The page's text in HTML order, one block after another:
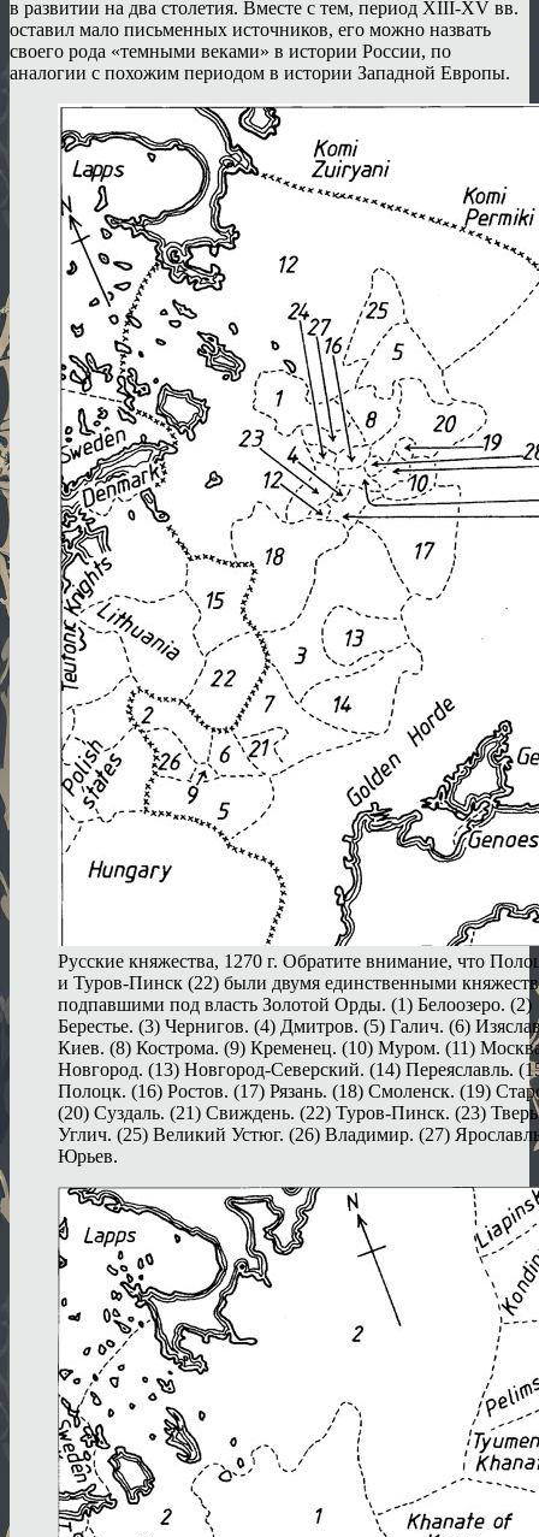
в развитии на два столетия. Вместе с тем, период XIII-XV вв.
оставил мало письменных источников, его можно назвать
своего рода «темными веками» в истории России, по
аналогии с похожим периодом в истории Западной Европы.
Русские княжества, 1270 г. Обратите внимание, что
и Туров-Пинск (22) были двумя единственными
подпавшими под власть Золотой Орды. (1) Белоозеро. (2)
Берестье. (3) Чернигов. (4) Дмитров. (5) Галич. (6)
Киев. (8) Кострома. (9) Кременец. (10) Муром. (11)
Новгород. (13) Новгород-Северский. (14) Переяславль.
Полоцк. (16) Ростов. (17) Рязань. (18) Смоленск. (19)
(20) Суздаль. (21) Свиждень. (22) Туров-Пинск. (23)
Углич. (25) Великий Устюг. (26) Владимир. (27)
Юрьев.